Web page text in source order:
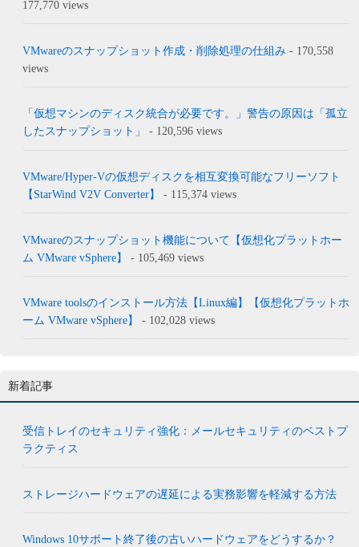
177,770 views
VMwareのスナップショット作成・削除処理の仕組み - 170,558
views
「仮想マシンのディスク統合が必要です。」警告の原因は「孤立
したスナップショット」
- 120,596 views
VMware/Hyper-Vの仮想ディスクを相互変換可能なフリーソフト
【StarWind V2V Converter】
- 115,374 views
VMwareのスナップショット機能について【仮想化プラットホー
ム VMware vSphere】
- 105,469 views
VMware toolsのインストール方法【Linux編】【仮想化プラットホ
ーム VMware vSphere】
- 102,028 views
新着記事
受信トレイのセキュリティ強化：メールセキュリティのベストプ
ラクティス
ストレージハードウェアの遅延による実務影響を軽減する方法
Windows 10サポート終了後の古いハードウェアをどうするか？